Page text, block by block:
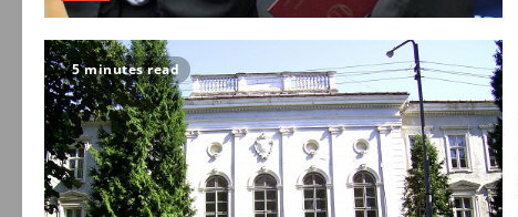
5 minutes read